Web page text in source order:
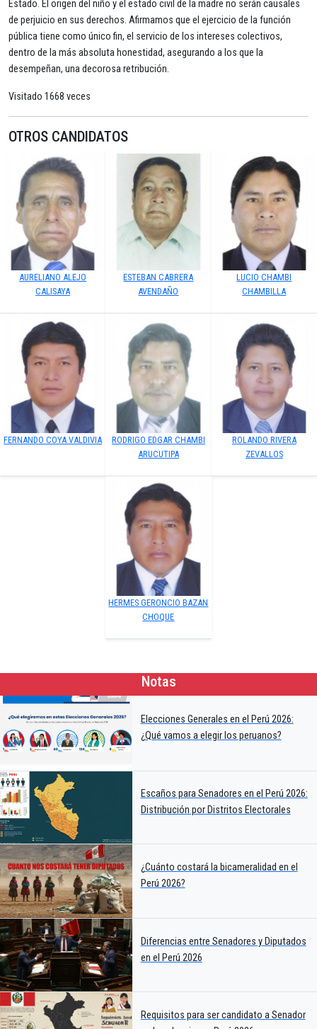
Estado. El origen del niño y el estado civil de la madre no serán causales
de perjuicio en sus derechos. Afirmamos que el ejercicio de la función
pública tiene como único fin, el servicio de los intereses colectivos,
dentro de la más absoluta honestidad, asegurando a los que la
desempeñan, una decorosa retribución.
Visitado 1668 veces
OTROS CANDIDATOS
AURELIANO ALEJO
CALISAYA
ESTEBAN CABRERA
AVENDAÑO
LUCIO CHAMBI
CHAMBILLA
FERNANDO COYA VALDIVIA
RODRIGO EDGAR CHAMBI
ARUCUTIPA
ROLANDO RIVERA
ZEVALLOS
HERMES GERONCIO BAZAN
CHOQUE
Notas
Elecciones Generales en el Perú 2026:
¿Qué vamos a elegir los peruanos?
Escaños para Senadores en el Perú 2026:
Distribución por Distritos Electorales
¿Cuánto costará la bicameralidad en el
Perú 2026?
Diferencias entre Senadores y Diputados
en el Perú 2026
Requisitos para ser candidato a Senador